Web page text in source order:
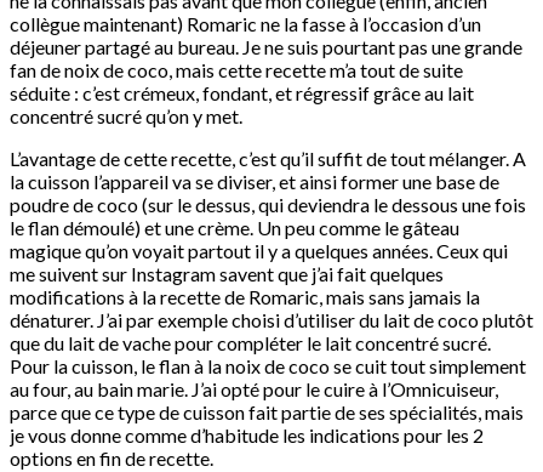
collègue maintenant) Romaric ne la fasse à l’occasion d’un
déjeuner partagé au bureau. Je ne suis pourtant pas une grande
fan de noix de coco, mais cette recette m’a tout de suite
séduite : c’est crémeux, fondant, et régressif grâce au lait
concentré sucré qu’on y met.
L’avantage de cette recette, c’est qu’il suffit de tout mélanger. A
la cuisson l’appareil va se diviser, et ainsi former une base de
poudre de coco (sur le dessus, qui deviendra le dessous une fois
le flan démoulé) et une crème. Un peu comme le gâteau
magique qu’on voyait partout il y a quelques années. Ceux qui
me suivent sur Instagram savent que j’ai fait quelques
modifications à la recette de Romaric, mais sans jamais la
dénaturer. J’ai par exemple choisi d’utiliser du lait de coco plutôt
que du lait de vache pour compléter le lait concentré sucré.
Pour la cuisson, le flan à la noix de coco se cuit tout simplement
au four, au bain marie. J’ai opté pour le cuire à l’Omnicuiseur,
parce que ce type de cuisson fait partie de ses spécialités, mais
je vous donne comme d’habitude les indications pour les 2
options en fin de recette.